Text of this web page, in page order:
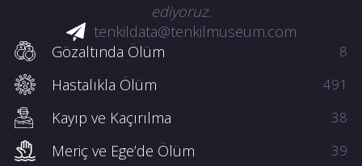
“Emniyete sığınırken kurşunların hedefi
oluyor”Ağabey Nevzat Karakaş ise, o geceyi
kardeşinin asker arkadaşının ablasından
kaydetti:”O gece komutanları tarafından
tatbikat bahanesiyle dışarı çıkarılıyor. Daha
sonra Ankara Emniyet Müdürlüğü’nü
teröristlerin bastığı ve onları kurtarmaya
ediyoruz.
tenkildata@tenkilmuseum.com
Gözaltında Ölüm
8
Hastalıkla Ölüm 491
Kayıp ve Kaçırılma 38
Meriç ve Ege’de Ölüm 39